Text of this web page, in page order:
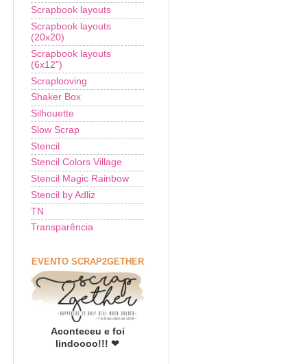
Scrapbook layouts
Scrapbook layouts
(20x20)
Scrapbook layouts
(6x12")
Scraplooving
Shaker Box
Silhouette
Slow Scrap
Stencil
Stencil Colors Village
Stencil Magic Rainbow
Stencil by Adliz
TN
Transparência
EVENTO SCRAP2GETHER
Aconteceu e foi
lindoooo!!! ❤